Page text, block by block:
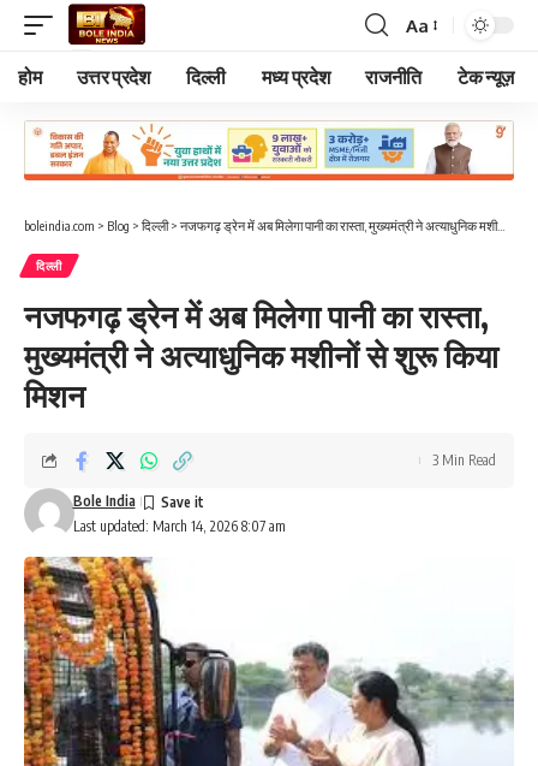
Font
Resizer
Aa
होम उत्तर प्रदेश दिल्ली मध्य प्रदेश राजनीति टेक न्यूज़
boleindia.com > Blog > दिल्ली> नजफगढ़ ड्रेन में अब मिलेगा पानी का रास्ता, मुख्यमंत्री ने अत्याधुनिक मशीनों से शुरू किया मिशन
दिल्ली
नजफगढ़ ड्रेन में अब मिलेगा पानी का रास्ता,
मुख्यमंत्री ने अत्याधुनिक मशीनों से शुरू किया
मिशन
Last updated: March 14, 2026 8:07 am
Bole India
3 Min Read